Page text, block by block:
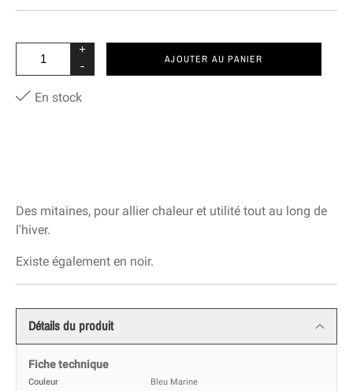
+
-
AJOUTER AU PANIER
En stock
Des mitaines, pour allier chaleur et utilité tout au long de
l'hiver.
Existe également en noir.
Détails du produit
Fiche technique
Couleur Bleu Marine